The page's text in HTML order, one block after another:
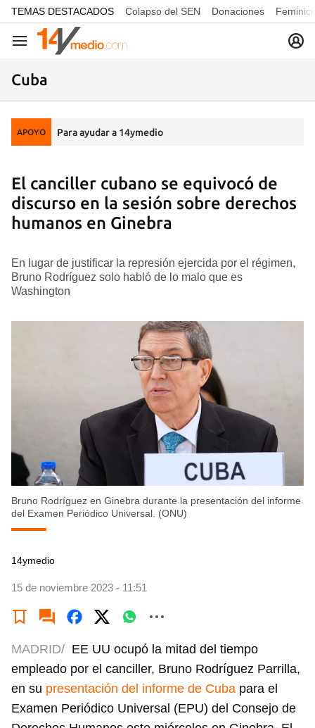
common.go-to-content
TEMAS DESTACADOS Colapso del SEN Donaciones
Navegación
Cuba
APOYO Para ayudar a 14ymedio
El canciller cubano se equivocó de
discurso en la sesión sobre derechos
humanos en Ginebra
En lugar de justificar la represión ejercida por el régimen,
Bruno Rodríguez solo habló de lo malo que es
Washington
Bruno Rodríguez en Ginebra durante la presentación del informe
del Examen Periódico Universal. (ONU)
14ymedio
15 de noviembre 2023 - 11:51
MADRID/ EE UU ocupó la mitad del tiempo
empleado por el canciller, Bruno Rodríguez Parrilla,
en su presentación del informe de Cuba para el
Examen Periódico Universal (EPU) del Consejo de